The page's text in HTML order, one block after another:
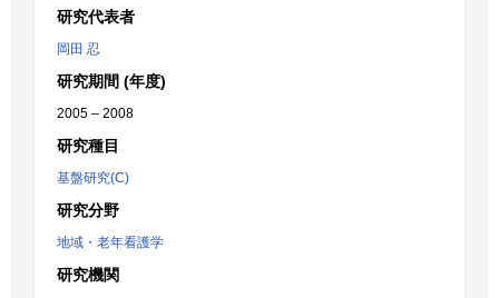
研究代表者
岡田 忍
研究期間 (年度)
2005 – 2008
研究種目
基盤研究(C)
研究分野
地域・老年看護学
研究機関